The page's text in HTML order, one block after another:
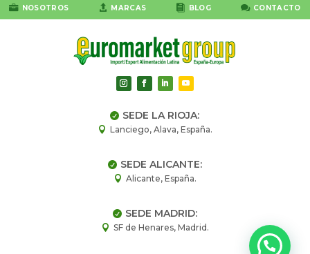
 NOSOTROS  MARCAS  BLOG  CONTACTO
 SEDE LA RIOJA:
 Lanciego, Alava, España.
 SEDE ALICANTE:
 Alicante, España.
 SEDE MADRID:
 SF de Henares, Madrid.